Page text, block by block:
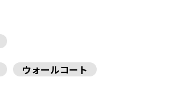
ウォールコート